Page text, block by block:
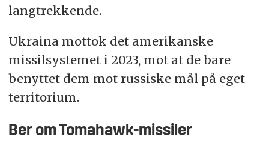
langtrekkende.
Ukraina mottok det amerikanske
missilsystemet i 2023, mot at de bare
benyttet dem mot russiske mål på eget
territorium.
Ber om Tomahawk-missiler